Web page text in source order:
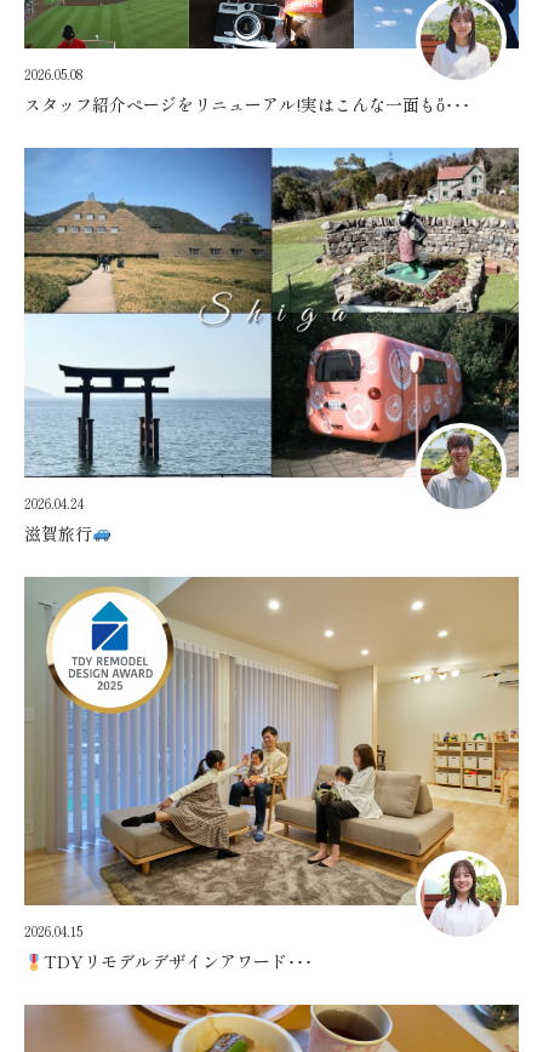
2026.05.08
スタッフ紹介ページをリニューアル!実はこんな一面もὄ･･･
2026.04.24
滋賀旅行
2026.04.15
TDYリモデルデザインアワード･･･